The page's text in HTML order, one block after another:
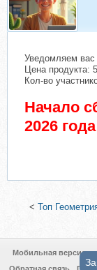
Уведомляем вас
Цена продукта:
Кол-во
Начало
2026 года
< Топ
Мобильная версия